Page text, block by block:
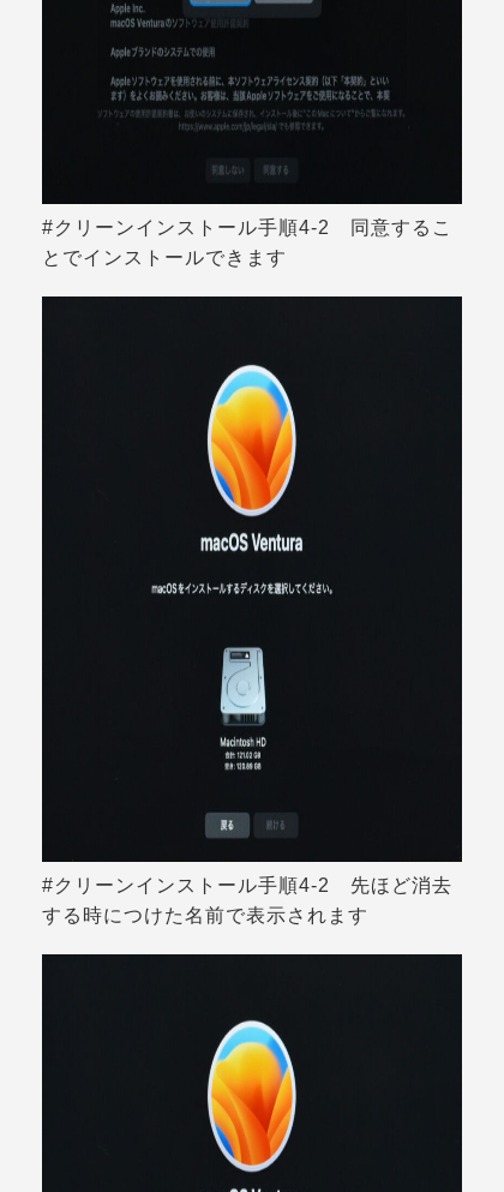
#クリーンインストール手順4-2 同意するこ
とでインストールできます
#クリーンインストール手順4-2 先ほど消去
する時につけた名前で表示されます